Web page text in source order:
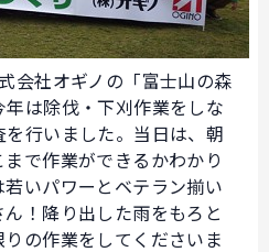
会社オギノの「富士山の森
は除伐・下刈作業をしな
行いました。当日は、朝
で作業ができるかわかり
いパワーとベテラン揃い
！降り出した雨をもろと
の作業をしてくださいま